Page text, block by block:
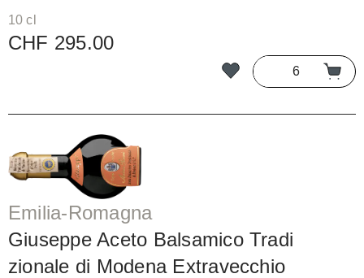
10 cl
CHF 295.00
Emilia-Romagna
Giuseppe Aceto Balsamico Tradi
zionale di Modena Extravecchio